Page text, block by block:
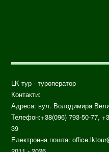
LK тур - туроператор
Контакти:
Адреса: вул. Володимира
Телефон:+38(096) 793-50-77,
39
Електронна пошта: